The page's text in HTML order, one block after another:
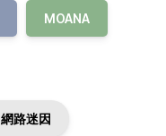
MOANA
網路迷因